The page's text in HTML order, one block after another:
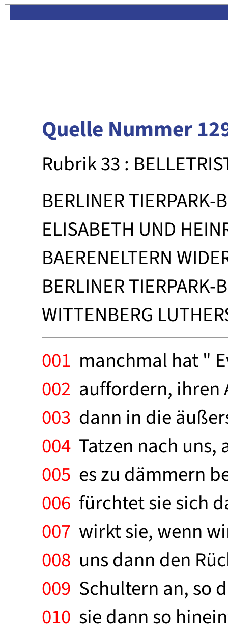
Quelle Nummer
Rubrik 33 :
BERLINER TIERPARK-
ELISABETH UND
BAERENELTERN
BERLINER TIERPARK-
WITTENBERG
001 manchmal hat "
002 auffordern, ihren
003 dann in die
004 Tatzen nach uns,
005 es zu dämmern
006 fürchtet sie sich
007 wirkt sie, wenn
008 uns dann den
009 Schultern an, so
010 sie dann so